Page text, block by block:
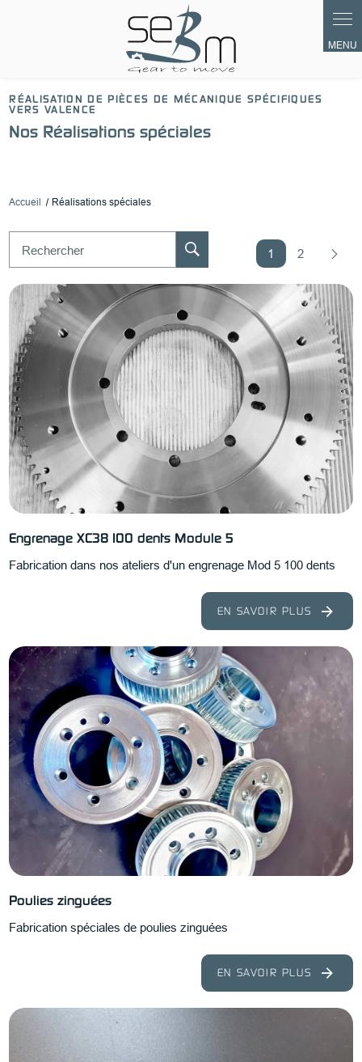
RÉALISATION DE PIÈCES DE MÉCANIQUE SPÉCIFIQUES
VERS VALENCE
Nos Réalisations spéciales
Accueil Réalisations spéciales
Rechercher 1 2
Engrenage XC38 100 dents Module 5
Fabrication dans nos ateliers d'un engrenage Mod 5 100 dents
EN SAVOIR PLUS
Poulies zinguées
Fabrication spéciales de poulies zinguées
EN SAVOIR PLUS